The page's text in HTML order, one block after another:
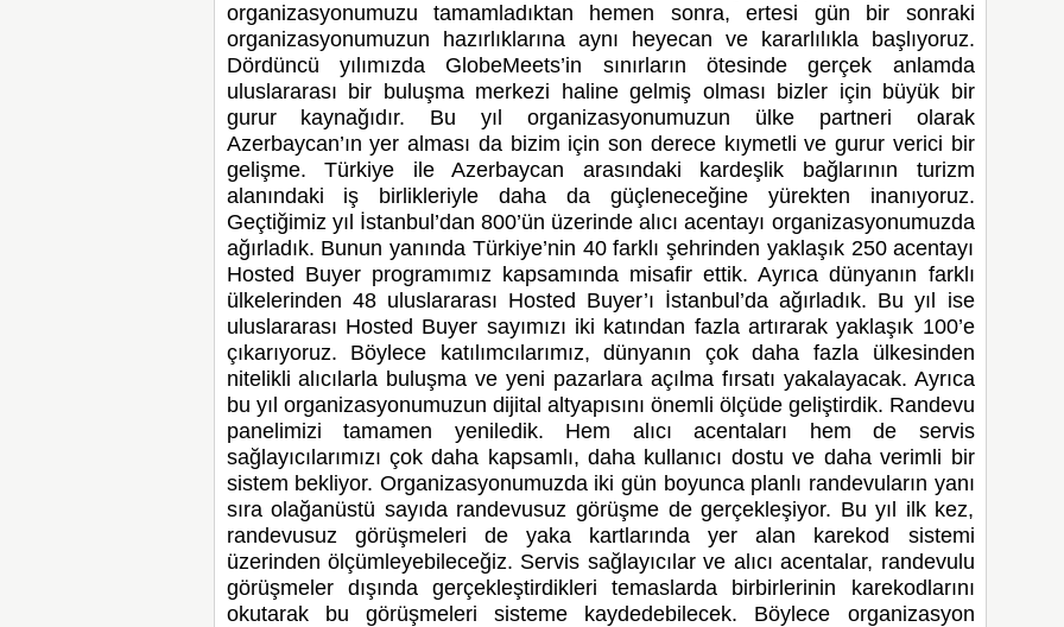
organizasyonumuzu tamamladıktan hemen sonra, ertesi gün bir sonraki
organizasyonumuzun hazırlıklarına aynı heyecan ve kararlılıkla başlıyoruz.
Dördüncü yılımızda GlobeMeets’in sınırların ötesinde gerçek anlamda
uluslararası bir buluşma merkezi haline gelmiş olması bizler için büyük bir
gurur kaynağıdır. Bu yıl organizasyonumuzun ülke partneri olarak
Azerbaycan’ın yer alması da bizim için son derece kıymetli ve gurur verici bir
gelişme. Türkiye ile Azerbaycan arasındaki kardeşlik bağlarının turizm
alanındaki iş birlikleriyle daha da güçleneceğine yürekten inanıyoruz.
Geçtiğimiz yıl İstanbul’dan 800’ün üzerinde alıcı acentayı organizasyonumuzda
ağırladık. Bunun yanında Türkiye’nin 40 farklı şehrinden yaklaşık 250 acentayı
Hosted Buyer programımız kapsamında misafir ettik. Ayrıca dünyanın farklı
ülkelerinden 48 uluslararası Hosted Buyer’ı İstanbul’da ağırladık. Bu yıl ise
uluslararası Hosted Buyer sayımızı iki katından fazla artırarak yaklaşık 100’e
çıkarıyoruz. Böylece katılımcılarımız, dünyanın çok daha fazla ülkesinden
nitelikli alıcılarla buluşma ve yeni pazarlara açılma fırsatı yakalayacak. Ayrıca
bu yıl organizasyonumuzun dijital altyapısını önemli ölçüde geliştirdik. Randevu
panelimizi tamamen yeniledik. Hem alıcı acentaları hem de servis
sağlayıcılarımızı çok daha kapsamlı, daha kullanıcı dostu ve daha verimli bir
sistem bekliyor. Organizasyonumuzda iki gün boyunca planlı randevuların yanı
sıra olağanüstü sayıda randevusuz görüşme de gerçekleşiyor. Bu yıl ilk kez,
randevusuz görüşmeleri de yaka kartlarında yer alan karekod sistemi
üzerinden ölçümleyebileceğiz. Servis sağlayıcılar ve alıcı acentalar, randevulu
görüşmeler dışında gerçekleştirdikleri temaslarda birbirlerinin karekodlarını
okutarak bu görüşmeleri sisteme kaydedebilecek. Böylece organizasyon